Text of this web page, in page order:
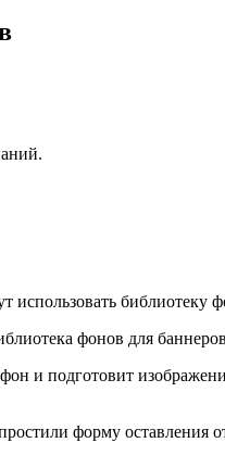
библиотеку
и подготовит
форму оставления